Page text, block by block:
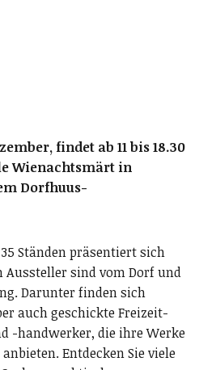
findet ab 11 bis 18.30
Wienachtsmärt in
Dorfhuus-
Ständen präsentiert sich
Aussteller sind vom Dorf und
Darunter finden sich
auch geschickte Freizeit-
-handwerker, die ihre Werke
Entdecken Sie viele